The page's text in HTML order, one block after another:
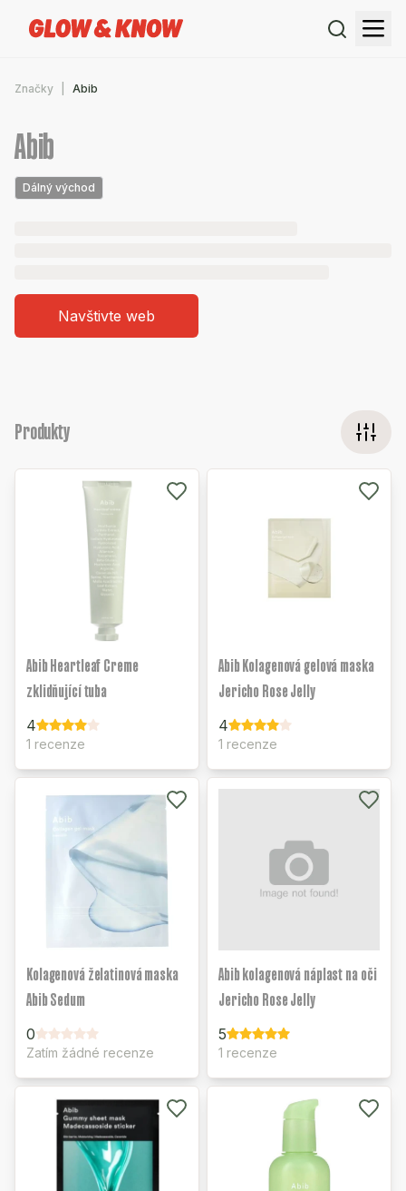
Značky Abib
Abib
Dálný východ
Navštivte web
Produkty
Abib Heartleaf Creme
zklidňující tuba
4
1 recenze
Abib Kolagenová gelová maska
Jericho Rose Jelly
4
1 recenze
Kolagenová želatinová maska
Abib Sedum
0
Zatím žádné recenze
Abib kolagenová náplast na oči
Jericho Rose Jelly
5
1 recenze